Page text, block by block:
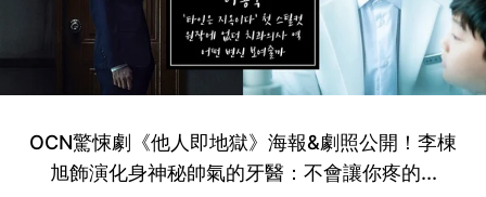
OCN驚悚劇《他人即地獄》海報&劇照公開！李棟
旭飾演化身神秘帥氣的牙醫：不會讓你疼的...